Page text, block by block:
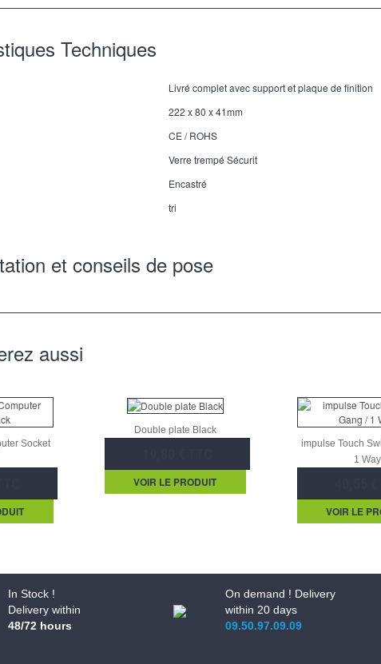
Techniques
Livré complet avec support et plaque de finition
222 x 80 x 41mm
CE / ROHS
Verre trempé Sécurit
Encastré
tri
et conseils de pose
aussi
Socket
Double plate Black
VOIR LE PRODUIT
impulse Touch
1 Way
VOIR LE
In Stock !
Delivery within
48/72 hours
On demand ! Delivery
within 20 days
09.50.97.09.09